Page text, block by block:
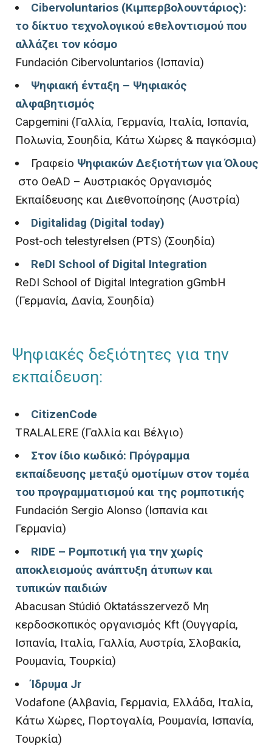
Cibervoluntarios (Κιμπερβολουντάριος):
το δίκτυο τεχνολογικού εθελοντισμού που
αλλάζει τον κόσμο
Fundación Cibervoluntarios (Ισπανία)
Ψηφιακή ένταξη – Ψηφιακός
αλφαβητισμός
Capgemini (Γαλλία, Γερμανία, Ιταλία, Ισπανία,
Πολωνία, Σουηδία, Κάτω Χώρες & παγκόσμια)
Γραφείο Ψηφιακών Δεξιοτήτων για Όλους
στο OeAD – Αυστριακός Οργανισμός
Εκπαίδευσης και Διεθνοποίησης (Αυστρία)
Digitalidag (Digital today)
Post-och telestyrelsen (PTS) (Σουηδία)
ReDI School of Digital Integration
ReDI School of Digital Integration gGmbH
(Γερμανία, Δανία, Σουηδία)
Ψηφιακές δεξιότητες για την
εκπαίδευση:
CitizenCode
TRALALERE (Γαλλία και Βέλγιο)
Στον ίδιο κωδικό: Πρόγραμμα
εκπαίδευσης μεταξύ ομοτίμων στον τομέα
του προγραμματισμού και της ρομποτικής
Fundación Sergio Alonso (Ισπανία και
Γερμανία)
RIDE – Ρομποτική για την χωρίς
αποκλεισμούς ανάπτυξη άτυπων και
τυπικών παιδιών
Abacusan Stúdió Oktatásszervező Μη
κερδοσκοπικός οργανισμός Kft (Ουγγαρία,
Ισπανία, Ιταλία, Γαλλία, Αυστρία, Σλοβακία,
Ρουμανία, Τουρκία)
Ίδρυμα Jr
Vodafone (Αλβανία, Γερμανία, Ελλάδα, Ιταλία,
Κάτω Χώρες, Πορτογαλία, Ρουμανία, Ισπανία,
Τουρκία)